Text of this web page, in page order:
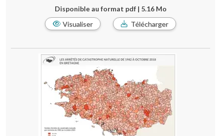
Disponible au format pdf | 5.16 Mo
Visualiser
Télécharger